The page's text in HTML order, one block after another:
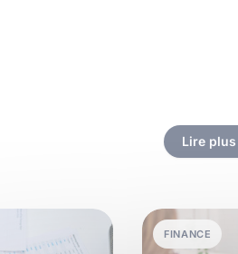
Lire plus
FINANCE